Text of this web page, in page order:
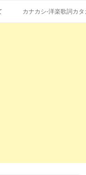
語の意味、
ン
ン
カナカシ-洋楽歌詞カタ